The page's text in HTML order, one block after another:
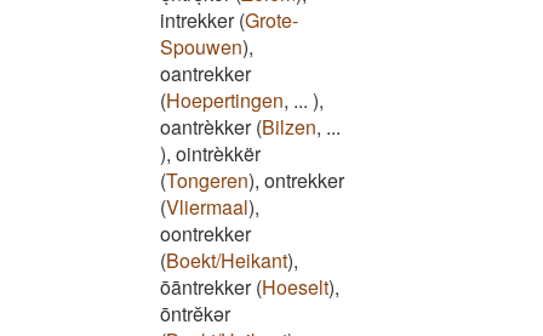
intrekker(Grote-
Spouwen),
oantrekker
(Hoepertingen, ... ),
oantrèkker(Bilzen, ...
), ointrèkkër
(Tongeren), ontrekker
(Vliermaal),
oontrekker
(Boekt/Heikant),
ōāntrekker(Hoeselt),
ōntrĕkər